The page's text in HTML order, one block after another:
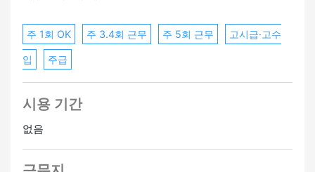
주 1회 OK 주 3.4회 근무 주 5회 근무 고시급·고수
입 주급
시용 기간
없음